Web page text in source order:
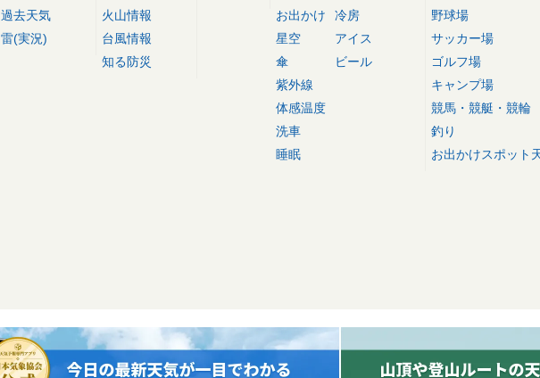
過去天気
雷(実況)
火山情報
台風情報
知る防災
お出かけ
星空
傘
紫外線
体感温度
洗車
睡眠
冷房
アイス
ビール
野球場
サッカー場
ゴルフ場
キャンプ場
競馬・競艇・競輪
釣り
お出かけスポット